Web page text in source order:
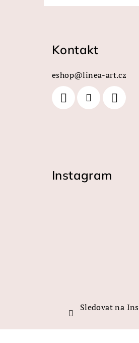
Kontakt
eshop@linea-art.cz
Instagram
Sledovat na